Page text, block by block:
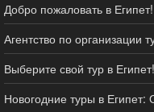
Добро пожаловать в Египет!
Агентство по организации
Выберите свой тур в Египет!
Новогодние туры в